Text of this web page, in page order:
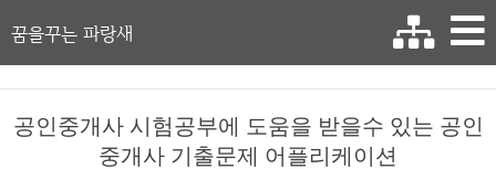
꿈을꾸는 파랑새
공인중개사 시험공부에 도움을 받을수 있는 공인
중개사 기출문제 어플리케이션